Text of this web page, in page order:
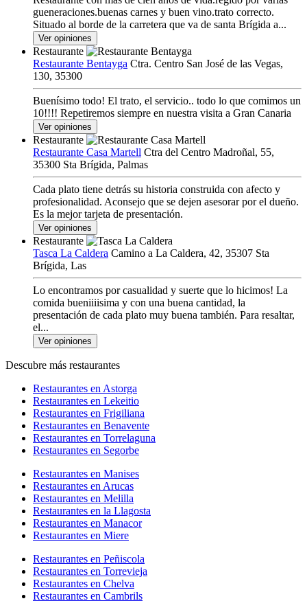
gueneraciones.buenas carnes y buen vino.trato correcto.
Situado al borde de la carretera que va de santa Brígida a...
Ver opiniones
Restaurante
Restaurante Bentayga Ctra. Centro San José de las Vegas,
130, 35300
Buenísimo todo! El trato, el servicio.. todo lo que comimos un
10!!!! Repetiremos siempre en nuestra visita a Gran Canaria
Ver opiniones
Restaurante
Restaurante Casa Martell Ctra del Centro Madroñal, 55,
35300 Sta Brígida, Palmas
Cada plato tiene detrás su historia construida con afecto y
profesionalidad. Aconsejo que se dejen asesorar por el dueño.
Es la mejor tarjeta de presentación.
Ver opiniones
Restaurante
Tasca La Caldera Camino a La Caldera, 42, 35307 Sta
Brígida, Las
Lo encontramos por casualidad y suerte que lo hicimos! La
comida bueniiiisima y con una buena cantidad, la
presentación de cada plato muy buena también. Para resaltar,
el...
Ver opiniones
Descubre más restaurantes
Restaurantes en Astorga
Restaurantes en Lekeitio
Restaurantes en Frigiliana
Restaurantes en Benavente
Restaurantes en Torrelaguna
Restaurantes en Segorbe
Restaurantes en Manises
Restaurantes en Arucas
Restaurantes en Melilla
Restaurantes en la Llagosta
Restaurantes en Manacor
Restaurantes en Miere
Restaurantes en Peñiscola
Restaurantes en Torrevieja
Restaurantes en Chelva
Restaurantes en Cambrils